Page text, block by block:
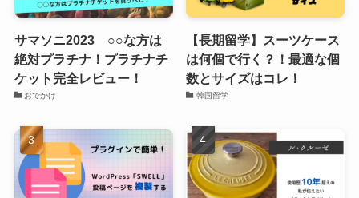
サマソニ2023 ○○な方は
絶対プラチナ！プラチナチ
ケット完全レビュー！
おでかけ
【長期留学】スーツケース
は何個で行く？！最適な個
数とサイズはコレ！
韓国留学